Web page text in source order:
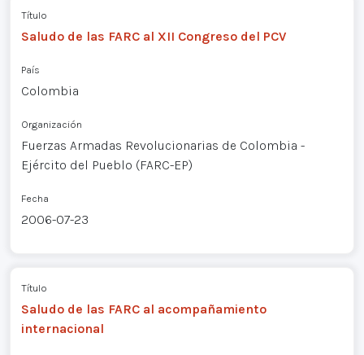
Título
Saludo de las FARC al XII Congreso del PCV
País
Colombia
Organización
Fuerzas Armadas Revolucionarias de Colombia -
Ejército del Pueblo (FARC-EP)
Fecha
2006-07-23
Título
Saludo de las FARC al acompañamiento
internacional